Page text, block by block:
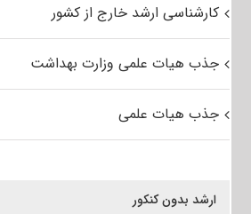
کارشناسی ارشد خارج از کشور
جذب هیات علمی وزارت بهداشت
جذب هیات علمی
ارشد بدون کنکور